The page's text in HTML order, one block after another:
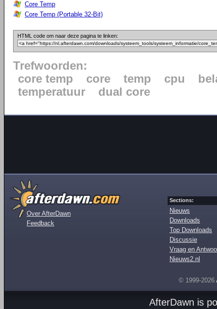
Core Temp
Core Temp (Portable 32-Bit)
HTML code om naar deze pagina te linken:
Trefwoorden:
core temp
core temp cpu
temperatuur
dual core
Over AfterDawn
Feedback
Sections:
Nieuws
Downloads
Top Downloads
Discussie
Vraag en
Nieuws2.nl
© 1999-2026
AfterDawn is